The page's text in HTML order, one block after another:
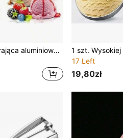
1 szt. nieprzywierająca aluminiowa łyżka do lodów z uchwytem przeciwzamrażającym, wytrzymała konstrukcja, łatwa do czyszczenia, odpowiednia do lodów, ciasta na ciasteczka, smoothie, migdałów itp., gadżet do domowej kuchni, narzędzie kuchenne, akcesorium do lodów, prezent dla kobiet, prezent dla mężczyzn, prezent dla rodziny, dekoracja do ogrodu na zewnątrz, wentylator, dekoracja pokoju, prezent dla nauczyciela, dekoracja ślubna, ogród, DIY, dekoracja sypialni, dekoracja kuchni, niezbędne do akademika, pomieszczenie gospodarcze, dekoracja świąteczna, niezbędne w podróży, akcesoria na wieczór kawalerski, akcesoria biurkowe, dekoracja domu
17 Left
19,80zł